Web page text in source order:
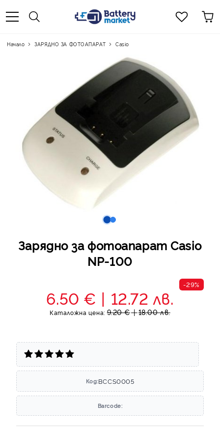
Начало ЗАРЯДНО ЗА ФОТОАПАРАТ Casio
Зарядно за фотоапарат Casio
NP-100
-29%
6.50 € 12.72 лв.
Каталожна цена: 9.20 € 18.00 лв.
Код:BCCS0005
Barcode: